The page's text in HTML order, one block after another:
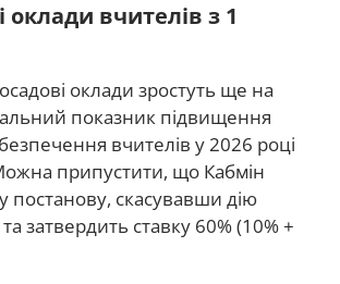
оклади вчителів з 1
оклади зростуть ще на
показник підвищення
вчителів у 2026 році
припустити, що Кабмін
постанову, скасувавши дію
затвердить ставку 60% (10% +